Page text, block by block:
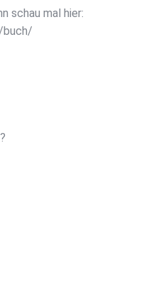
schau mal hier:
buch/